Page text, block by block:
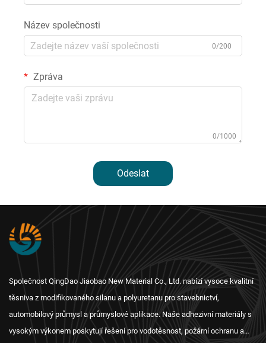
Název společnosti
0/200
Zpráva
0/1000
Odeslat
Společnost QingDao Jiaobao New Material Co., Ltd. nabízí vysoce kvalitní
těsniva z modifikovaného silanu a polyuretanu pro stavebnictví,
automobilový průmysl a průmyslové aplikace. Naše adhezivní materiály s
vysokým výkonem poskytují řešení pro vodotěsnost, požární ochranu a